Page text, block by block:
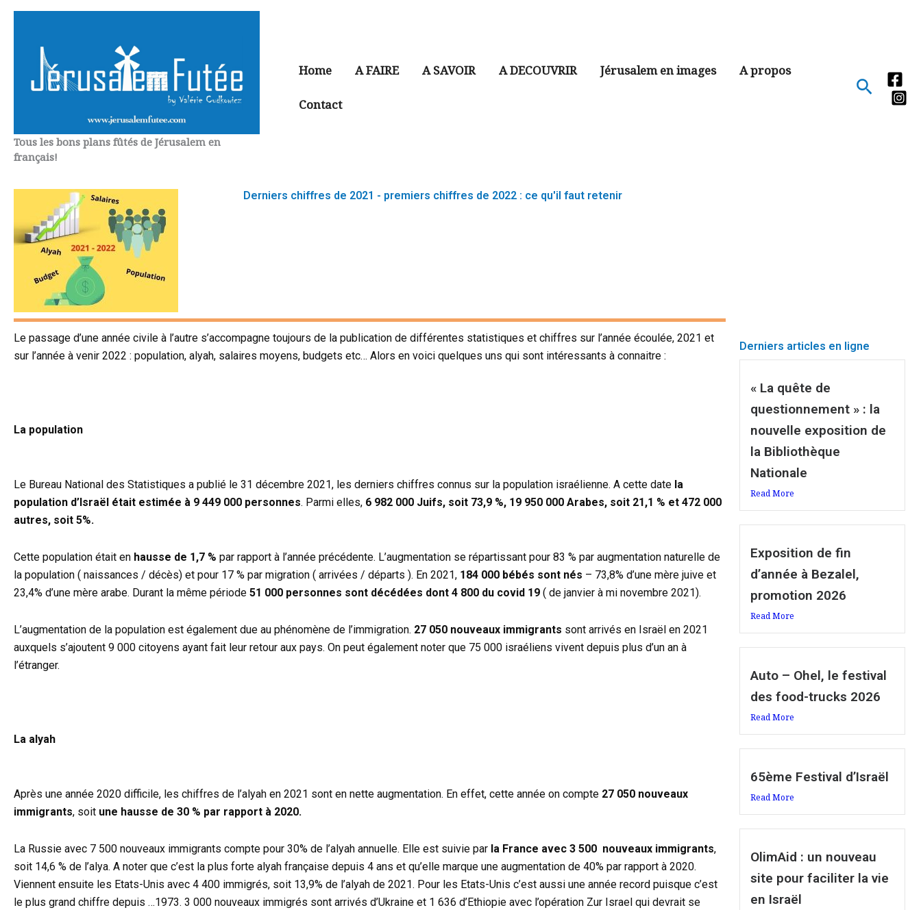
Aller
contenu
Tous les bons plans fûtés de Jérusalem en
français!
Home A FAIRE A SAVOIR A DECOUVRIR Jérusalem en images A propos
Contact
Derniers chiffres de 2021 - premiers chiffres de 2022 : ce qu'il faut retenir
Le passage d’une année civile à l’autre s’accompagne toujours de la publication de différentes statistiques et chiffres sur l’année écoulée, 2021 et
sur l’année à venir 2022 : population, alyah, salaires moyens, budgets etc… Alors en voici quelques uns qui sont intéressants à connaitre :
La population
Le Bureau National des Statistiques a publié le 31 décembre 2021, les derniers chiffres connus sur la population israélienne. A cette date la
population d’Israël était estimée à 9 449 000 personnes. Parmi elles, 6 982 000 Juifs, soit 73,9 %, 19 950 000 Arabes, soit 21,1 % et 472 000
autres, soit 5%.
Cette population était en hausse de 1,7 % par rapport à l’année précédente. L’augmentation se répartissant pour 83 % par augmentation naturelle de
la population ( naissances / décès) et pour 17 % par migration ( arrivées / départs ). En 2021, 184 000 bébés sont nés – 73,8% d’une mère juive et
23,4% d’une mère arabe. Durant la même période 51 000 personnes sont décédées dont 4 800 du covid 19 ( de janvier à mi novembre 2021).
L’augmentation de la population est également due au phénomène de l’immigration. 27 050 nouveaux immigrants sont arrivés en Israël en 2021
auxquels s’ajoutent 9 000 citoyens ayant fait leur retour aux pays. On peut également noter que 75 000 israéliens vivent depuis plus d’un an à
l’étranger.
La alyah
Après une année 2020 difficile, les chiffres de l’alyah en 2021 sont en nette augmentation. En effet, cette année on compte 27 050 nouveaux
immigrants, soit une hausse de 30 % par rapport à 2020.
La Russie avec 7 500 nouveaux immigrants compte pour 30% de l’alyah annuelle. Elle est suivie par la France avec 3 500 nouveaux immigrants,
soit 14,6 % de l’alya. A noter que c’est la plus forte alyah française depuis 4 ans et qu’elle marque une augmentation de 40% par rapport à 2020.
Viennent ensuite les Etats-Unis avec 4 400 immigrés, soit 13,9% de l’alyah de 2021. Pour les Etats-Unis c’est aussi une année record puisque c’est
le plus grand chiffre depuis …1973. 3 000 nouveaux immigrés sont arrivés d’Ukraine et 1 636 d’Ethiopie avec l’opération Zur Israel qui devrait se
Derniers articles en ligne
« La quête de
questionnement » : la
nouvelle exposition de
la Bibliothèque
Nationale
Read More
Exposition de fin
d’année à Bezalel,
promotion 2026
Read More
Auto – Ohel, le festival
des food-trucks 2026
Read More
65ème Festival d’Israël
Read More
OlimAid : un nouveau
site pour faciliter la vie
en Israël